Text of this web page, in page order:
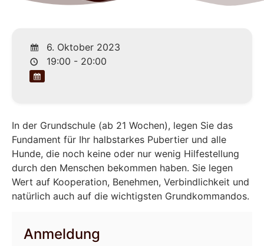
6. Oktober 2023
19:00 - 20:00
In der Grundschule (ab 21 Wochen), legen Sie das
Fundament für Ihr halbstarkes Pubertier und alle
Hunde, die noch keine oder nur wenig Hilfestellung
durch den Menschen bekommen haben. Sie legen
Wert auf Kooperation, Benehmen, Verbindlichkeit und
natürlich auch auf die wichtigsten Grundkommandos.
Anmeldung